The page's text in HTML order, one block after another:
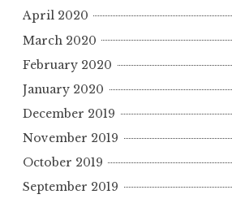
April 2020
March 2020
February 2020
January 2020
December 2019
November 2019
October 2019
September 2019